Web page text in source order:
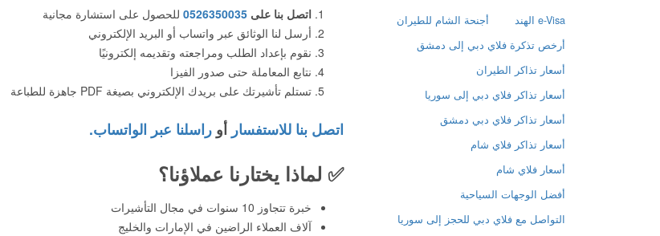
اتصل بنا على0526350035 للحصول على استشارة مجانية
أرسل لنا الوثائق عبر واتساب أو البريد الإلكتروني
نقوم بإعداد الطلب ومراجعته وتقديمه إلكترونيًا
نتابع المعاملة حتى صدور الفيزا
تستلم تأشيرتك على بريدك الإلكتروني بصيغة PDF جاهزة للطباعة
اتصل بنا للاستفسار أوراسلنا عبر الواتساب.
✅ لماذا يختارنا عملاؤنا؟
خبرة تتجاوز 10 سنوات في مجال التأشيرات
آلاف العملاء الراضين في الإمارات والخليج
e-Visa الهند
أجنحة الشام للطيران
أرخص تذكرة فلاي دبي إلى دمشق
أسعار تذاكر الطيران
أسعار تذاكر فلاي دبي إلى سوريا
أسعار تذاكر فلاي دبي دمشق
أسعار تذاكر فلاي شام
أسعار فلاي شام
أفضل الوجهات السياحية
التواصل مع فلاي دبي للحجز إلى سوريا